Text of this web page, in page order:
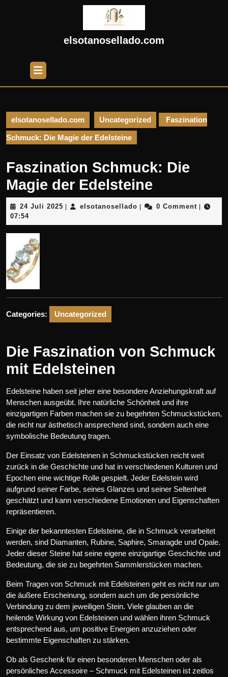
elsotanosellado.com
Open
Button
elsotanosellado.com Uncategorized Faszination
Schmuck: Die Magie der Edelsteine
Faszination Schmuck: Die
Magie der Edelsteine
24 Juli 2025 24
2025
| elsotanosellado elsotanosellado
| 0 Comment |
07:54
Categories: Uncategorized
Die Faszination von Schmuck
mit Edelsteinen
Edelsteine haben seit jeher eine besondere Anziehungskraft auf
Menschen ausgeübt. Ihre natürliche Schönheit und ihre
einzigartigen Farben machen sie zu begehrten Schmuckstücken,
die nicht nur ästhetisch ansprechend sind, sondern auch eine
symbolische Bedeutung tragen.
Der Einsatz von Edelsteinen in Schmuckstücken reicht weit
zurück in die Geschichte und hat in verschiedenen Kulturen und
Epochen eine wichtige Rolle gespielt. Jeder Edelstein wird
aufgrund seiner Farbe, seines Glanzes und seiner Seltenheit
geschätzt und kann verschiedene Emotionen und Eigenschaften
repräsentieren.
Einige der bekanntesten Edelsteine, die in Schmuck verarbeitet
werden, sind Diamanten, Rubine, Saphire, Smaragde und Opale.
Jeder dieser Steine hat seine eigene einzigartige Geschichte und
Bedeutung, die sie zu begehrten Sammlerstücken machen.
Beim Tragen von Schmuck mit Edelsteinen geht es nicht nur um
die äußere Erscheinung, sondern auch um die persönliche
Verbindung zu dem jeweiligen Stein. Viele glauben an die
heilende Wirkung von Edelsteinen und wählen ihren Schmuck
entsprechend aus, um positive Energien anzuziehen oder
bestimmte Eigenschaften zu stärken.
Ob als Geschenk für einen besonderen Menschen oder als
persönliches Accessoire – Schmuck mit Edelsteinen ist zeitlos